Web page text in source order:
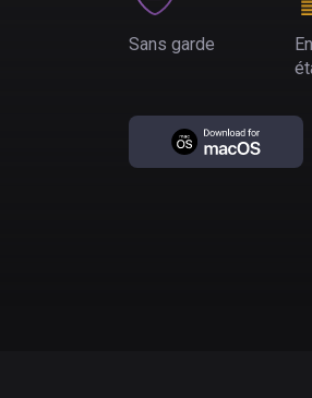
Sans garde